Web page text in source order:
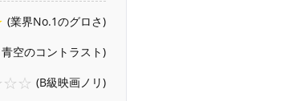
(業界No.1のグロさ)
空のコントラスト)
(B級映画ノリ)